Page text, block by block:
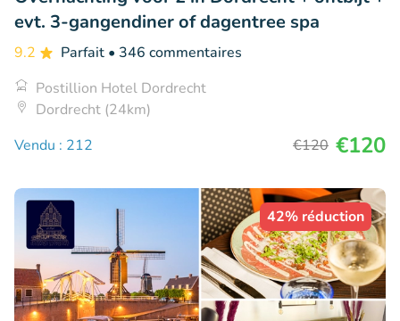
evt. 3-gangendiner of dagentree spa
9.2 Parfait • 346 commentaires
Postillion Hotel Dordrecht
Dordrecht (24km)
Vendu : 212
€120 €120
42% réduction